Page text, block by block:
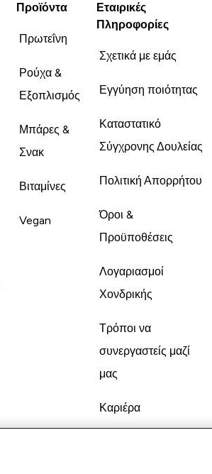
Προϊόντα
Πρωτεΐνη
Ρούχα &
Εξοπλισμός
Μπάρες &
Σνακ
Βιταμίνες
Vegan
Εταιρικές
Πληροφορίες
Σχετικά με εμάς
Εγγύηση ποιότητας
Καταστατικό
Σύγχρονης Δουλείας
Πολιτική Απορρήτου
Όροι &
Προϋποθέσεις
Λογαριασμοί
Χονδρικής
Τρόποι να
συνεργαστείς μαζί
μας
Καριέρα